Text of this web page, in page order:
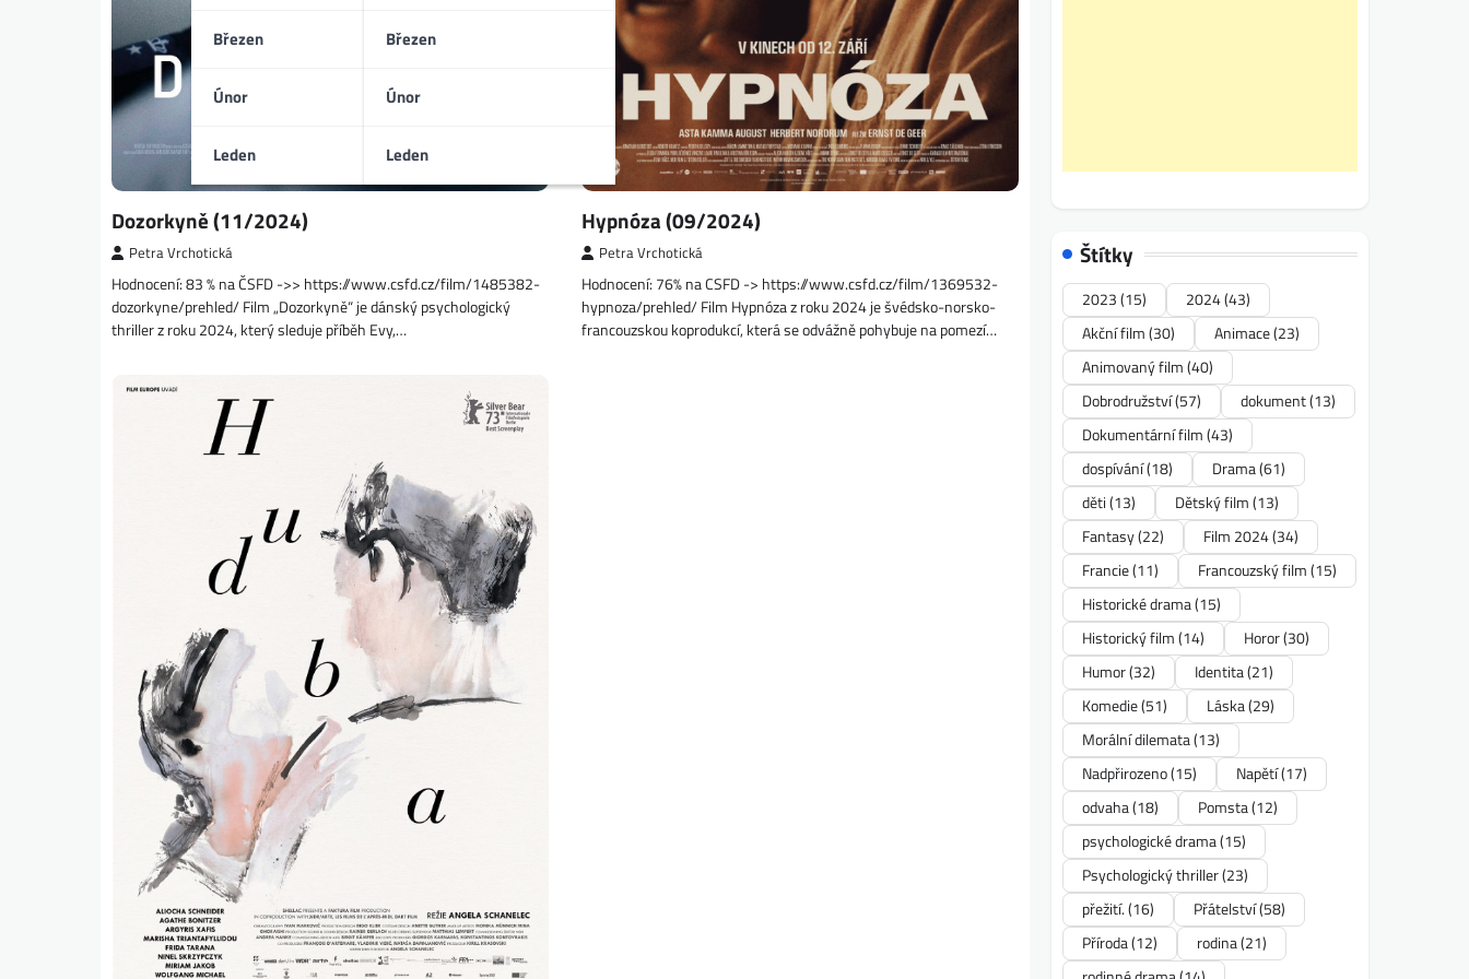
Březen
Únor
Leden
Březen
Únor
Leden
Dozorkyně (11/2024)
Petra Vrchotická
Hodnocení: 83 % na ČSFD ->> https://www.csfd.cz/film/1485382-
dozorkyne/prehled/ Film „Dozorkyně“ je dánský psychologický
thriller z roku 2024, který sleduje příběh Evy,…
Hypnóza (09/2024)
Petra Vrchotická
Hodnocení: 76% na CSFD -> https://www.csfd.cz/film/1369532-
hypnoza/prehled/ Film Hypnóza z roku 2024 je švédsko-norsko-
francouzskou koprodukcí, která se odvážně pohybuje na pomezí…
Štítky
2023(15) 2024(43)
Akční film(30) Animace(23)
Animovaný film(40)
Dobrodružství(57) dokument(13)
Dokumentární film(43)
dospívání(18) Drama(61)
děti(13) Dětský film(13)
Fantasy(22) Film 2024(34)
Francie(11) Francouzský film(15)
Historické drama(15)
Historický film(14) Horor(30)
Humor(32) Identita(21)
Komedie(51) Láska(29)
Morální dilemata(13)
Nadpřirozeno(15) Napětí(17)
odvaha(18) Pomsta(12)
psychologické drama(15)
Psychologický thriller(23)
přežití.(16) Přátelství(58)
Příroda(12) rodina(21)